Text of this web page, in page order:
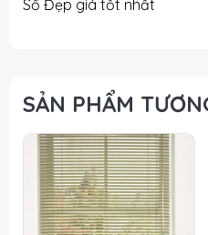
Sổ Đẹp giá tốt nhất
SẢN PHẨM